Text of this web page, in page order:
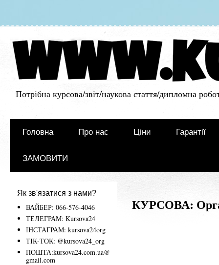
Потрібна курсова/звіт/наукова стаття/дипломна
Головна Про нас Ціни Гарантії
ЗАМОВИТИ
КУРСОВА:
Як зв'язатися з нами?
ВАЙБЕР: 066-576-4046
ТЕЛЕГРАМ: Kursova24
ІНСТАГРАМ: kursova24org
ТІК-ТОК: @kursova24_org
ПОШТА:kursova24.com.ua@
gmail.com